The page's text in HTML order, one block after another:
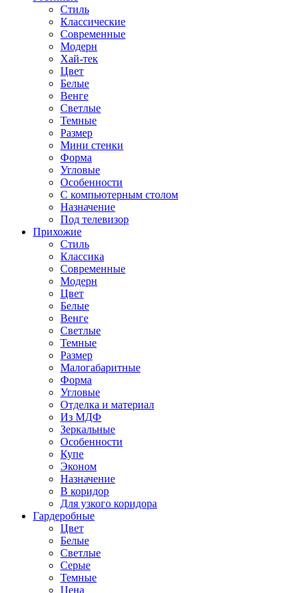
Стиль
Классические
Современные
Модерн
Хай-тек
Цвет
Белые
Венге
Светлые
Темные
Размер
Мини стенки
Форма
Угловые
Особенности
С компьютерным столом
Назначение
Под телевизор
Прихожие
Стиль
Классика
Современные
Модерн
Цвет
Белые
Венге
Светлые
Темные
Размер
Малогабаритные
Форма
Угловые
Отделка и материал
Из МДФ
Зеркальные
Особенности
Купе
Эконом
Назначение
В коридор
Для узкого коридора
Гардеробные
Цвет
Белые
Светлые
Серые
Темные
Цена